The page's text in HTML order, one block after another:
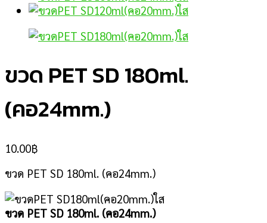
ขวด PET SD 180ml.
(คอ24mm.)
10.00฿
ขวด PET SD 180ml. (คอ24mm.)
ขวด PET SD 180ml. (คอ24mm.)